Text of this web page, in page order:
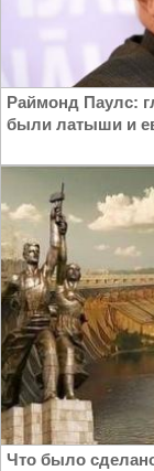
Раймонд Паулс:
были латыши и
Что было